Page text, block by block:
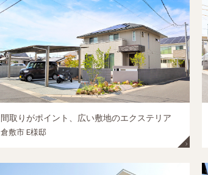
間取りがポイント、広い敷地のエクステリア
倉敷市 E様邸